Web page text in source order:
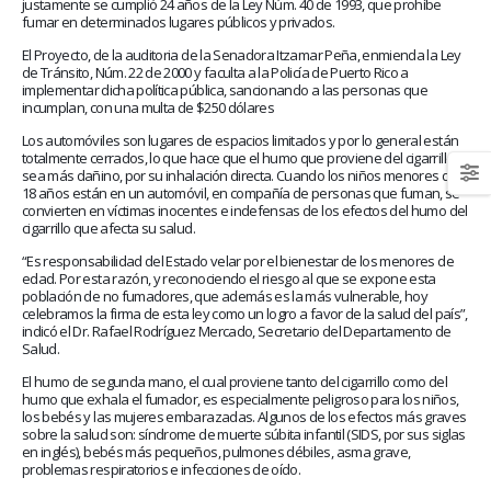
justamente se cumplió 24 años de la Ley Núm. 40 de 1993, que prohíbe
fumar en determinados lugares públicos y privados.
El Proyecto, de la auditoria de la Senadora Itzamar Peña, enmienda la Ley
de Tránsito, Núm. 22 de 2000 y faculta a la Policía de Puerto Rico a
implementar dicha política pública, sancionando a las personas que
incumplan, con una multa de $250 dólares
Los automóviles son lugares de espacios limitados y por lo general están
totalmente cerrados, lo que hace que el humo que proviene del cigarrillo
sea más dañino, por su inhalación directa. Cuando los niños menores de
18 años están en un automóvil, en compañía de personas que fuman, se
convierten en víctimas inocentes e indefensas de los efectos del humo del
cigarrillo que afecta su salud.
“Es responsabilidad del Estado velar por el bienestar de los menores de
edad. Por esta razón, y reconociendo el riesgo al que se expone esta
población de no fumadores, que además es la más vulnerable, hoy
celebramos la firma de esta ley como un logro a favor de la salud del país”,
indicó el Dr. Rafael Rodríguez Mercado, Secretario del Departamento de
Salud.
El humo de segunda mano, el cual proviene tanto del cigarrillo como del
humo que exhala el fumador, es especialmente peligroso para los niños,
los bebés y las mujeres embarazadas. Algunos de los efectos más graves
sobre la salud son: síndrome de muerte súbita infantil (SIDS, por sus siglas
en inglés), bebés más pequeños, pulmones débiles, asma grave,
problemas respiratorios e infecciones de oído.
abrazar la salud oncológica
May 28, 2026